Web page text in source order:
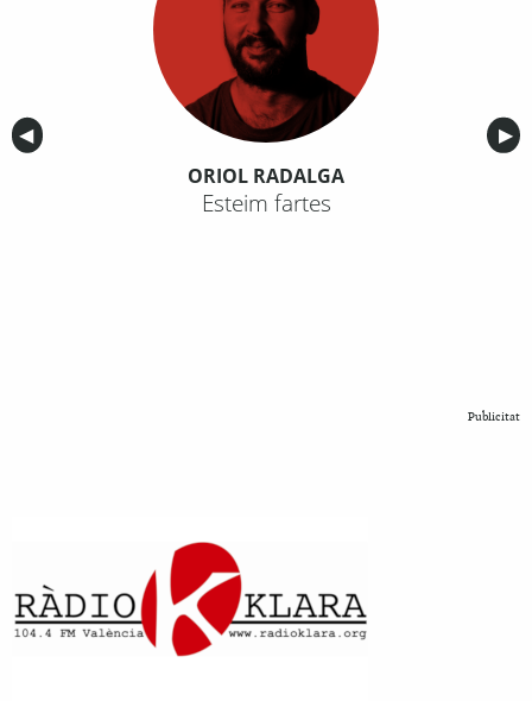
Anterior
◀︎ ▶︎
ORIOL RADALGA
Esteim fartes
Publicitat